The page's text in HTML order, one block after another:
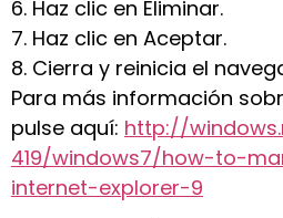
6. Haz clic en Eliminar.
7. Haz clic en Aceptar.
8. Cierra y reinicia el
Para más información
pulse aquí: http://
419/windows7/how-to-
internet-explorer-9